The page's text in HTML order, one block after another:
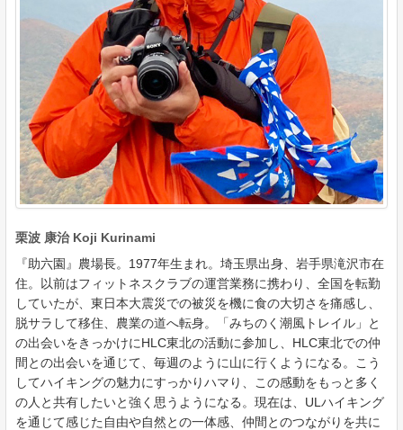
栗波 康治 Koji Kurinami
『助六園』農場長。1977年生まれ。埼玉県出身、岩手県滝沢市在
住。以前はフィットネスクラブの運営業務に携わり、全国を転勤
していたが、東日本大震災での被災を機に食の大切さを痛感し、
脱サラして移住、農業の道へ転身。「みちのく潮風トレイル」と
の出会いをきっかけにHLC東北の活動に参加し、HLC東北での仲
間との出会いを通じて、毎週のように山に行くようになる。こう
してハイキングの魅力にすっかりハマり、この感動をもっと多く
の人と共有したいと強く思うようになる。現在は、ULハイキング
を通じて感じた自由や自然との一体感、仲間とのつながりを共に